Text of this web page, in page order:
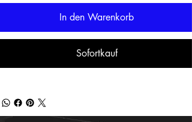
In den Warenkorb
Sofortkauf